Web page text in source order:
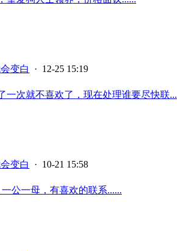
变白
· 12-25 15:19
一次就不喜欢了，现在处理谁要尽快联...
变白
· 10-21 15:58
公一母，有喜欢的联系......